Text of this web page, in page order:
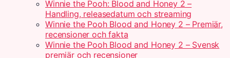
Winnie the Pooh: Blood and Honey 2 –
Handling, releasedatum och streaming
Winnie the Pooh Blood and Honey 2 – Premiär,
recensioner och fakta
Winnie the Pooh Blood and Honey 2 – Svensk
premiär och recensioner